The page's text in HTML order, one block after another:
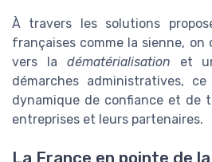
À travers les solutions
françaises comme la sienne, on
vers la dématérialisation et
démarches administratives,
dynamique de confiance et de
entreprises et leurs partenaires.
La France en pointe de